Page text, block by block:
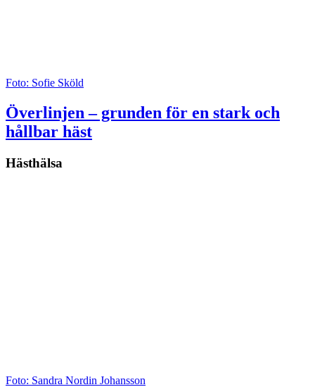
Foto: Sofie Sköld
Överlinjen – grunden för en stark och
hållbar häst
Hästhälsa
Foto: Sandra Nordin Johansson